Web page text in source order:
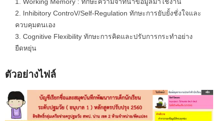
Inhibitory ControV/Self-Regulation ทักษะการยับยั้งชั่งใจและ
ควบคุมตนเอง
Cognitive Flexibility ทักษะการคิดและปรับการกระทำอย่าง
ยืดหยุ่น
ตัวอย่างไฟล์